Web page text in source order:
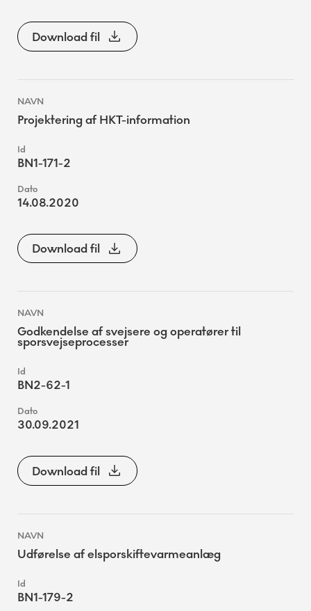
Download fil
Projektering af HKT-information
BN1-171-2
14.08.2020
Download fil
Godkendelse af svejsere og operatører til
sporsvejseprocesser
BN2-62-1
30.09.2021
Download fil
Udførelse af elsporskiftevarmeanlæg
BN1-179-2